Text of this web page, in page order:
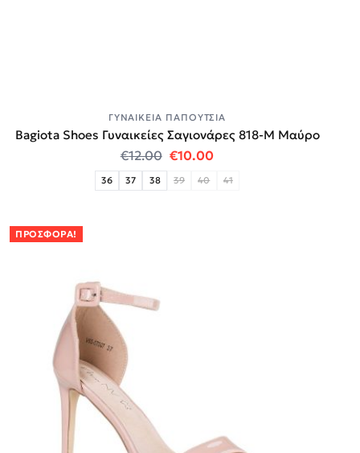
ΓΥΝΑΙΚΕΊΑ ΠΑΠΟΎΤΣΙΑ
Bagiota Shoes Γυναικείες Σαγιονάρες 818-Μ Μαύρο
€12.00 Original price was: €12.00.
€10.00Η τρέχουσα τιμή
36 37 38 39 40 41
ΠΡΟΣΦΟΡΆ!